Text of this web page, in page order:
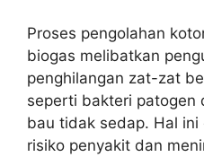
Proses pengolahan
biogas melibatkan
penghilangan zat-zat
seperti bakteri patogen
bau tidak sedap. Hal
risiko penyakit dan